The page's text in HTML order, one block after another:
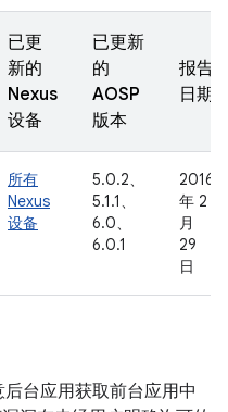
已更
新的
Nexus
设备
已更新
的
AOSP
版本
报告
日期
所有
Nexus
设备
5.0.2、
5.1.1、
6.0、
6.0.1
2016
年 2
月
29
日
台应用获取前台应用中